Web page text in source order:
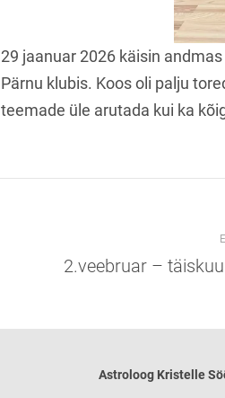
29 jaanuar 2026 käisin
Pärnu klubis. Koos oli palju
teemade üle arutada kui ka
2.veebruar –
Astroloog Kristelle